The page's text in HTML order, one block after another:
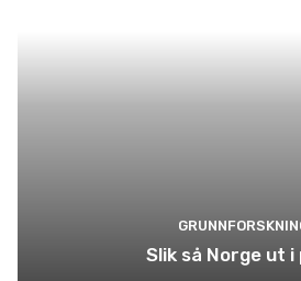
Slik så Norge ut i